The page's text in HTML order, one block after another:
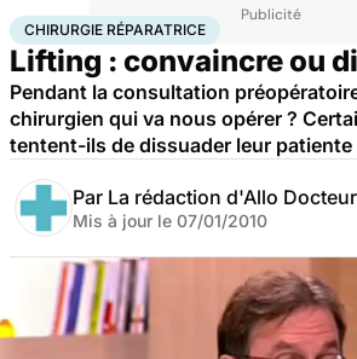
AccueilSantéMaladiesChirurgie réparatrice
CHIRURGIE RÉPARATRICE
Lifting : convaincre ou
Pendant la consultation
chirurgien qui va nous opérer ?
tentent-ils de dissuader leur patiente
Par La rédaction d'Allo
Mis à jour le 07/01/2010